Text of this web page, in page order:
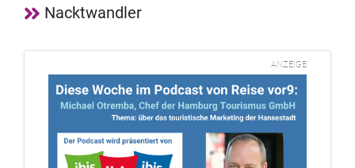
Nacktwandler
ANZEIGE